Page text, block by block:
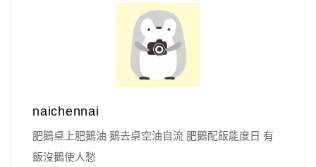
naichennai
肥鵝桌上肥鵝油 鵝去桌空油自流 肥鵝配飯能度日 有
飯沒鵝使人愁